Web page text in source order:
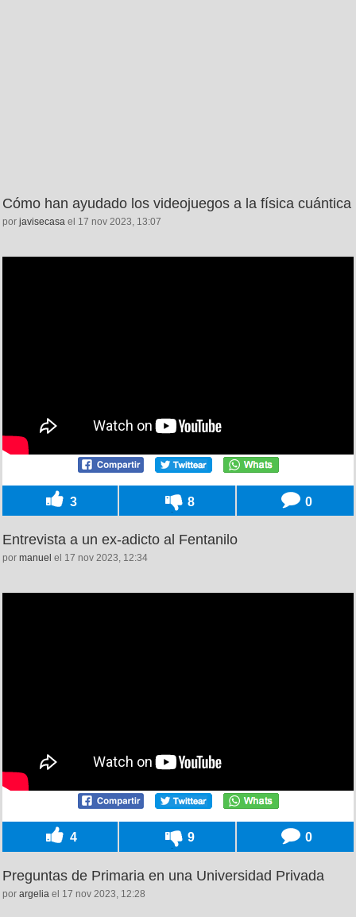
Cómo han ayudado los videojuegos a la física cuántica
por javisecasa el 17 nov 2023, 13:07
3 8 0
Entrevista a un ex-adicto al Fentanilo
por manuel el 17 nov 2023, 12:34
4 9 0
Preguntas de Primaria en una Universidad Privada
por argelia el 17 nov 2023, 12:28